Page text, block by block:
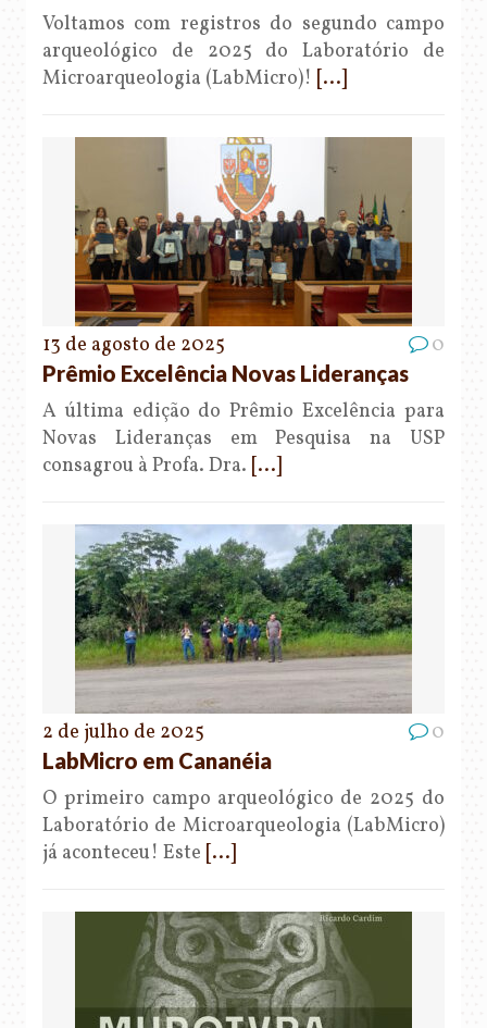
Voltamos com registros do segundo campo
arqueológico de 2025 do Laboratório de
Microarqueologia (LabMicro)! [...]
13 de agosto de 2025 0
Prêmio Excelência Novas Lideranças
A última edição do Prêmio Excelência para
Novas Lideranças em Pesquisa na USP
consagrou à Profa. Dra. [...]
2 de julho de 2025 0
LabMicro em Cananéia
O primeiro campo arqueológico de 2025 do
Laboratório de Microarqueologia (LabMicro)
já aconteceu! Este [...]